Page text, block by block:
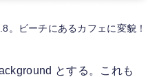
ビーチにあるカフェに変貌！
とする。これも